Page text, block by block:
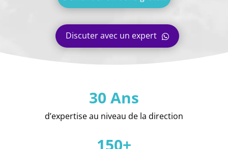
Discuter avec un expert
30 Ans
d’expertise au niveau de la direction
150+